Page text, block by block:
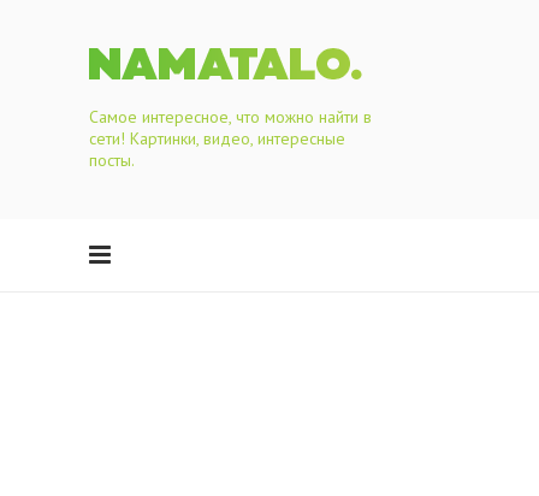
Самое интересное, что можно найти в
сети! Картинки, видео, интересные
посты.